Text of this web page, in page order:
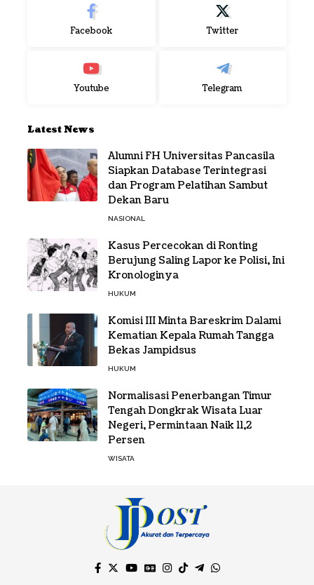
Facebook Twitter
Youtube Telegram
Latest News
Alumni FH Universitas Pancasila
Siapkan Database Terintegrasi
dan Program Pelatihan Sambut
Dekan Baru
NASIONAL
Kasus Percecokan di Ronting
Berujung Saling Lapor ke Polisi, Ini
Kronologinya
HUKUM
Komisi III Minta Bareskrim Dalami
Kematian Kepala Rumah Tangga
Bekas Jampidsus
HUKUM
Normalisasi Penerbangan Timur
Tengah Dongkrak Wisata Luar
Negeri, Permintaan Naik 11,2
Persen
WISATA